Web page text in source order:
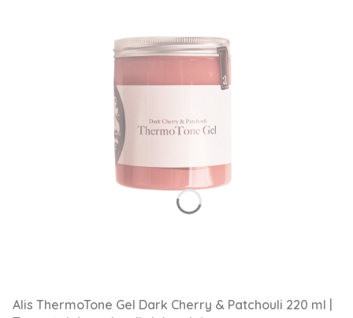
Alis ThermoTone Gel Dark Cherry & Patchouli 220 ml |